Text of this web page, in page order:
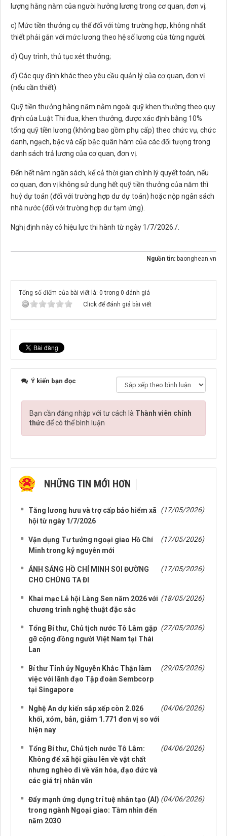
lượng hằng năm của người hưởng lương trong cơ quan, đơn vị;
c) Mức tiền thưởng cụ thể đối với từng trường hợp, không nhất
thiết phải gắn với mức lương theo hệ số lương của từng người;
d) Quy trình, thủ tục xét thưởng;
đ) Các quy định khác theo yêu cầu quản lý của cơ quan, đơn vị
(nếu cần thiết).
Quỹ tiền thưởng hằng năm nằm ngoài quỹ khen thưởng theo quy
định của Luật Thi đua, khen thưởng, được xác định bằng 10%
tổng quỹ tiền lương (không bao gồm phụ cấp) theo chức vụ, chức
danh, ngạch, bậc và cấp bậc quân hàm của các đối tượng trong
danh sách trả lương của cơ quan, đơn vị.
Đến hết năm ngân sách, kể cả thời gian chỉnh lý quyết toán, nếu
cơ quan, đơn vị không sử dụng hết quỹ tiền thưởng của năm thì
huỷ dự toán (đối với trường hợp dư dự toán) hoặc nộp ngân sách
nhà nước (đối với trường hợp dư tạm ứng).
Nghị định này có hiệu lực thi hành từ ngày 1/7/2026./.
Nguồn tin: baonghean.vn
Tổng số điểm của bài viết là: 0 trong 0 đánh giá
Click để đánh giá bài viết
Ý kiến bạn đọc
Bạn cần đăng nhập với tư cách là Thành viên chính
thứcđể có thể bình luận
NHỮNG TIN MỚI HƠN
Tăng lương hưu và trợ cấp bảo hiểm xã
hội từ ngày 1/7/2026
(17/05/2026)
Vận dụng Tư tưởng ngoại giao Hồ Chí
Minh trong kỷ nguyên mới
(17/05/2026)
ÁNH SÁNG HỒ CHÍ MINH SOI ĐƯỜNG
CHO CHÚNG TA ĐI
(17/05/2026)
Khai mạc Lễ hội Làng Sen năm 2026 với
chương trình nghệ thuật đặc sắc
(18/05/2026)
Tổng Bí thư, Chủ tịch nước Tô Lâm gặp
gỡ cộng đồng người Việt Nam tại Thái
Lan
(27/05/2026)
Bí thư Tỉnh ủy Nguyễn Khắc Thận làm
việc với lãnh đạo Tập đoàn Sembcorp
tại Singapore
(29/05/2026)
Nghệ An dự kiến sắp xếp còn 2.026
khối, xóm, bản, giảm 1.771 đơn vị so với
hiện nay
(04/06/2026)
Tổng Bí thư, Chủ tịch nước Tô Lâm:
Không để xã hội giàu lên về vật chất
nhưng nghèo đi về văn hóa, đạo đức và
các giá trị nhân văn
(04/06/2026)
Đẩy mạnh ứng dụng trí tuệ nhân tạo (AI)
trong ngành Ngoại giao: Tầm nhìn đến
năm 2030
(04/06/2026)